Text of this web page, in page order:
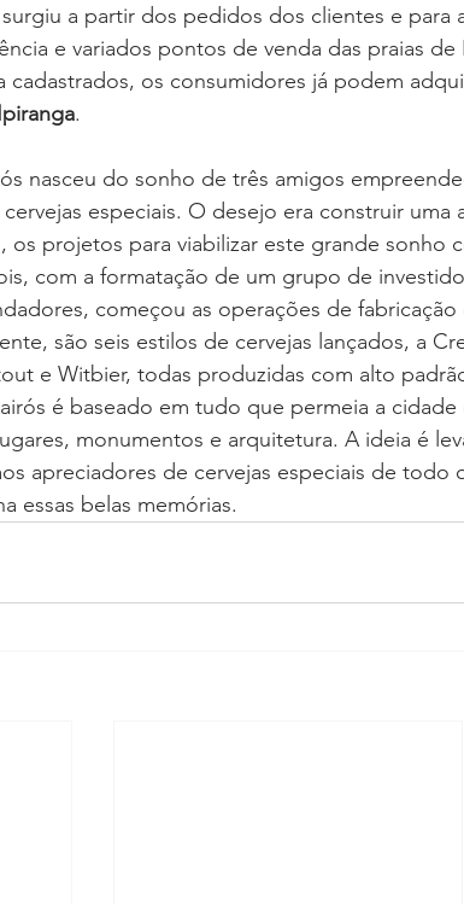
surgiu a partir dos pedidos dos clientes e para
e variados pontos de venda das praias
cadastrados, os consumidores já podem
.
nasceu do sonho de três amigos
especiais. O desejo era construir uma
os projetos para viabilizar este grande sonho
com a formatação de um grupo de
começou as operações de
são seis estilos de cervejas lançados, a
e Witbier, todas produzidas com alto
é baseado em tudo que permeia a
monumentos e arquitetura. A ideia é
apreciadores de cervejas especiais de todo
essas belas memórias.